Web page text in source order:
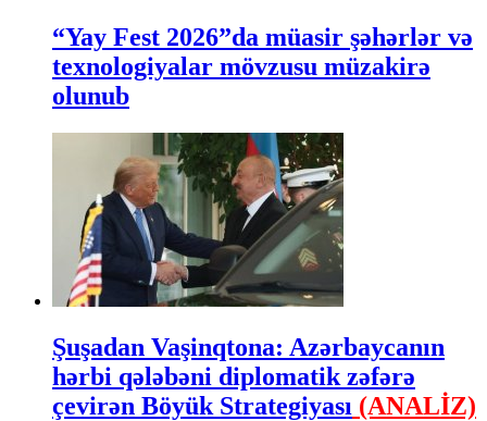
“Yay Fest 2026”da müasir şəhərlər və
texnologiyalar mövzusu müzakirə
olunub
Şuşadan Vaşinqtona: Azərbaycanın
hərbi qələbəni diplomatik zəfərə
çevirən Böyük Strategiyası (ANALİZ)